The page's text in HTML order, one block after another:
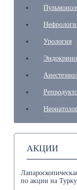
Урология
АКЦИИ
по акции на